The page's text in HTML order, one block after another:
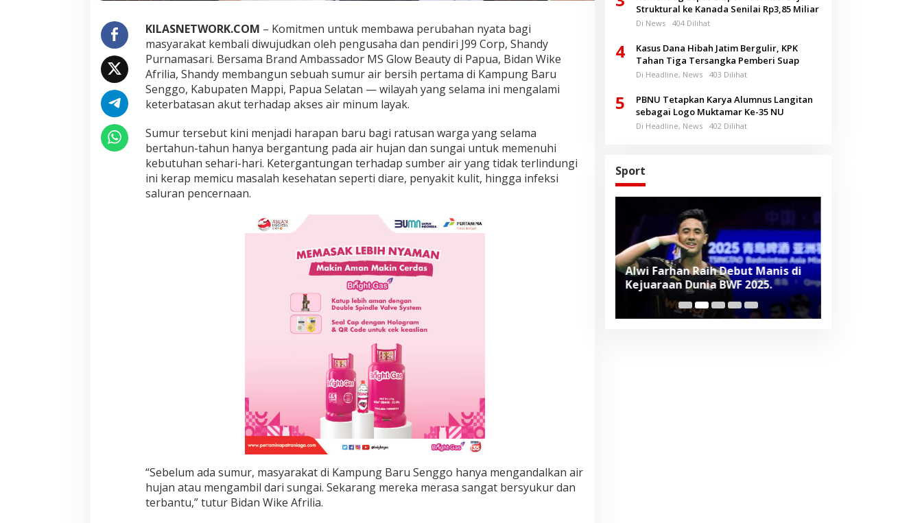
i
P
a
p
u
,
G
n
d
e
n
g
B
KILASNETWORK.COM – Komitmen untuk membawa perubahan nyata bagi
masyarakat kembali diwujudkan oleh pengusaha dan pendiri J99 Corp, Shandy
Purnamasari. Bersama Brand Ambassador MS Glow Beauty di Papua, Bidan Wike
Afrilia, Shandy membangun sebuah sumur air bersih pertama di Kampung Baru
Senggo, Kabupaten Mappi, Papua Selatan — wilayah yang selama ini mengalami
keterbatasan akut terhadap akses air minum layak.
Sumur tersebut kini menjadi harapan baru bagi ratusan warga yang selama
bertahun-tahun hanya bergantung pada air hujan dan sungai untuk memenuhi
kebutuhan sehari-hari. Ketergantungan terhadap sumber air yang tidak terlindungi
ini kerap memicu masalah kesehatan seperti diare, penyakit kulit, hingga infeksi
saluran pencernaan.
“Sebelum ada sumur, masyarakat di Kampung Baru Senggo hanya mengandalkan air
hujan atau mengambil dari sungai. Sekarang mereka merasa sangat bersyukur dan
terbantu,” tutur Bidan Wike Afrilia.
Struktural ke Kanada Senilai Rp3,85 Miliar
Di News 404 Dilihat
4
Kasus Dana Hibah Jatim Bergulir, KPK
Tahan Tiga Tersangka Pemberi Suap
Di Headline, News 403 Dilihat
5
PBNU Tetapkan Karya Alumnus Langitan
sebagai Logo Muktamar Ke-35 NU
Di Headline, News 402 Dilihat
Sport
Prancis Amankan Tiket Semifinal
Alwi Farhan Raih Debut Manis di
Kejuaraan Dunia BWF 2025.